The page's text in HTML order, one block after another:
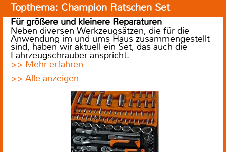
Topthema: Champion Ratschen Set
Für größere und kleinere Reparaturen
Neben diversen Werkzeugsätzen, die für die
Anwendung im und ums Haus zusammengestellt
sind, haben wir aktuell ein Set, das auch die
Fahrzeugschrauber anspricht.
>> Mehr erfahren
>> Alle anzeigen